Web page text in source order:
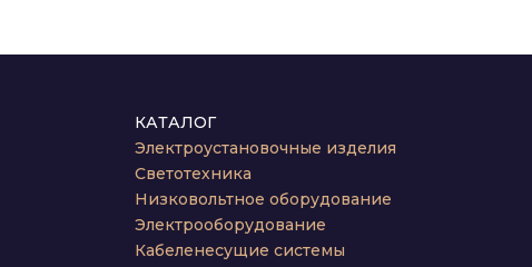
КАТАЛОГ
Электроустановочные изделия
Светотехника
Низковольтное оборудование
Электрооборудование
Кабеленесущие системы